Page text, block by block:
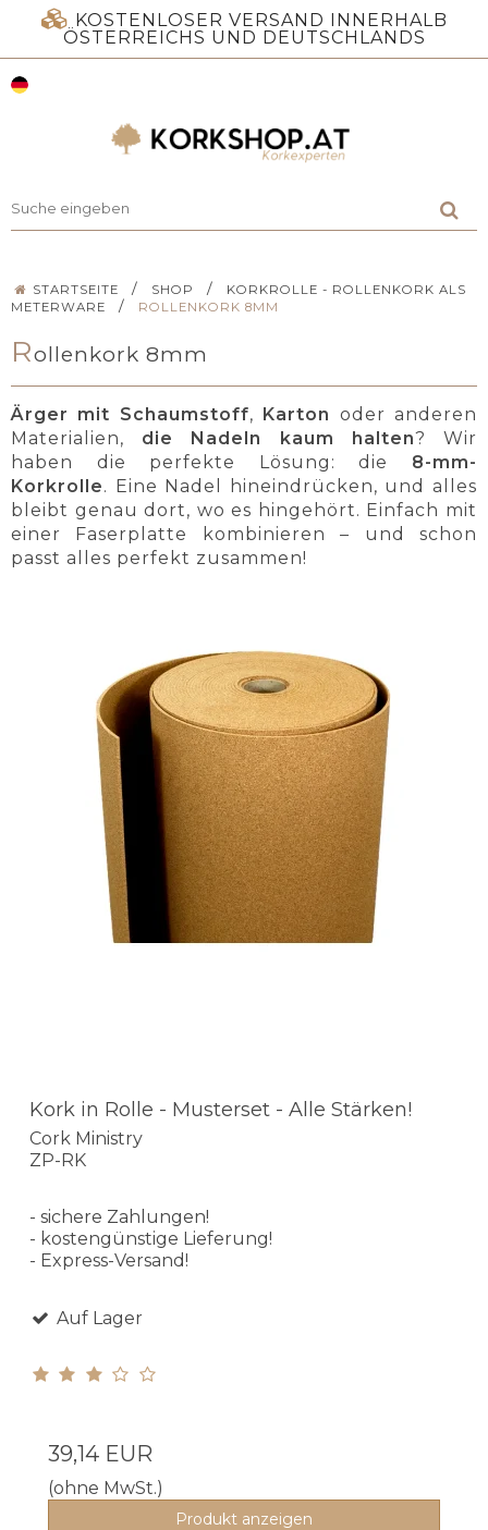
KOSTENLOSER VERSAND INNERHALB
ÖSTERREICHS UND DEUTSCHLANDS
STARTSEITE / SHOP /
KORKROLLE - ROLLENKORK ALS
METERWARE
/ ROLLENKORK 8MM
Rollenkork 8mm
Ärger mit Schaumstoff, Karton oder anderen
Materialien, die Nadeln kaum halten? Wir
haben die perfekte Lösung: die 8-mm-
Korkrolle. Eine Nadel hineindrücken, und alles
bleibt genau dort, wo es hingehört. Einfach mit
einer Faserplatte kombinieren – und schon
passt alles perfekt zusammen!
Kork in Rolle - Musterset - Alle Stärken!
Cork Ministry
ZP-RK
- sichere Zahlungen!
- kostengünstige Lieferung!
- Express-Versand!
Auf Lager
39,14 EUR
(ohne MwSt.)
Produkt anzeigen